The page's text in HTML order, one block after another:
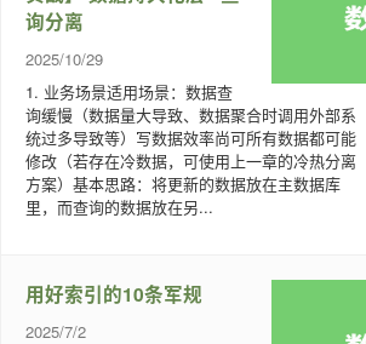
询分离
2025/10/29
1. 业务场景适用场景：数据查
询缓慢（数据量大导致、数据聚合时调用外部系
统过多导致等）写数据效率尚可所有数据都可能
修改（若存在冷数据，可使用上一章的冷热分离
方案）基本思路：将更新的数据放在主数据库
里，而查询的数据放在另...
用好索引的10条军规
2025/7/2